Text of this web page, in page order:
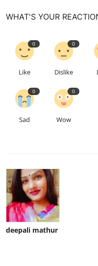
WHAT'S YOUR
0
Like
0
Dislike
0
Sad
0
Wow
deepali mathur